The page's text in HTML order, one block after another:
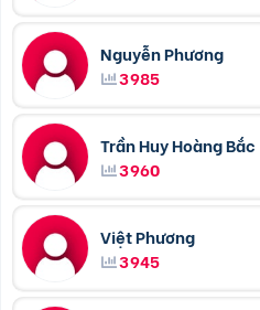
Nguyễn Phương
3985
Trần Huy Hoàng Bắc
3960
Việt Phương
3945